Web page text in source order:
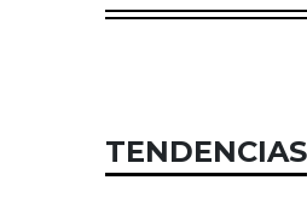
TENDENCIAS